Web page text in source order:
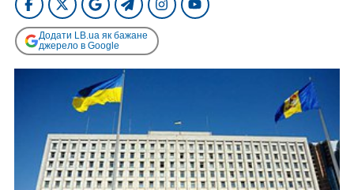
Додати LB.ua як бажане
джерело в Google